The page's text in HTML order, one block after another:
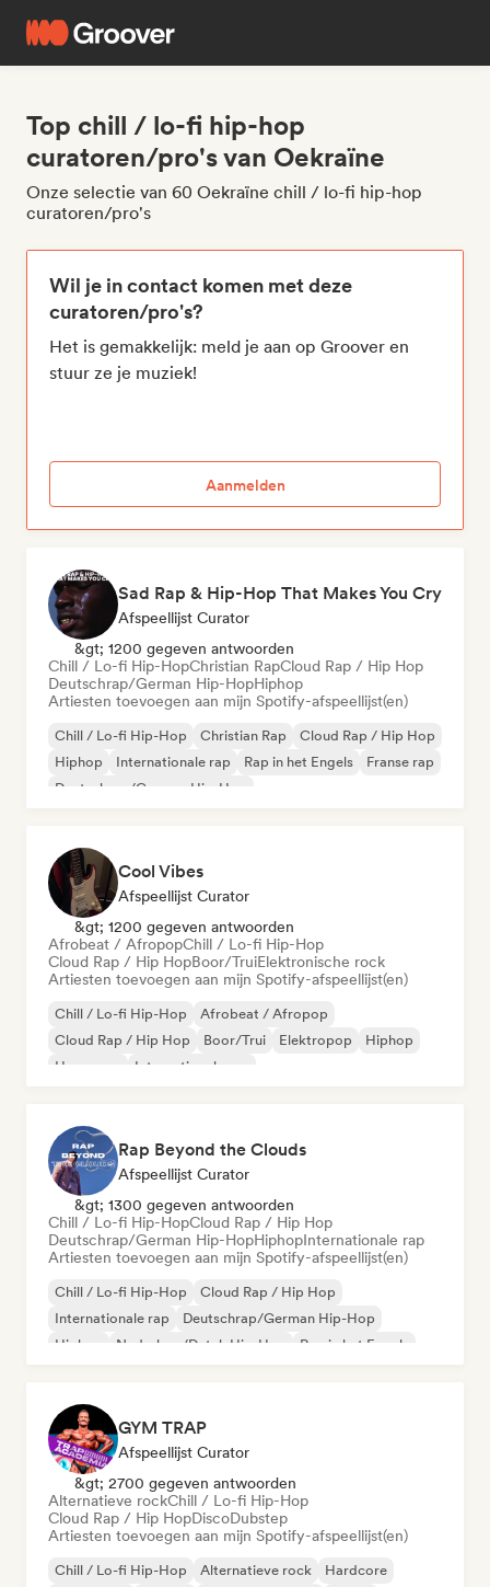
Top chill / lo-fi hip-hop
curatoren/pro's van Oekraïne
Onze selectie van 60 Oekraïne chill / lo-fi hip-hop
curatoren/pro's
Wil je in contact komen met deze
curatoren/pro's?
Het is gemakkelijk: meld je aan op Groover en
stuur ze je muziek!
Aanmelden
Sad Rap & Hip-Hop That Makes You Cry
Afspeellijst Curator
&gt; 1200 gegeven antwoorden
Chill / Lo-fi Hip-HopChristian RapCloud Rap / Hip Hop
Deutschrap/German Hip-HopHiphop
Artiesten toevoegen aan mijn Spotify-afspeellijst(en)
Chill / Lo-fi Hip-Hop Christian Rap
Cloud Rap / Hip Hop
Hiphop
Internationale rap Rap in het Engels
Franse rap
Deutschrap/German Hip-Hop
Cool Vibes
Afspeellijst Curator
&gt; 1200 gegeven antwoorden
Afrobeat / AfropopChill / Lo-fi Hip-Hop
Cloud Rap / Hip HopBoor/TruiElektronische rock
Artiesten toevoegen aan mijn Spotify-afspeellijst(en)
Chill / Lo-fi Hip-Hop
Afrobeat / Afropop
Cloud Rap / Hip Hop
Boor/Trui Elektropop
Hiphop
Hyperpop
Internationale rap
Rap Beyond the Clouds
Afspeellijst Curator
&gt; 1300 gegeven antwoorden
Chill / Lo-fi Hip-HopCloud Rap / Hip Hop
Deutschrap/German Hip-HopHiphopInternationale rap
Artiesten toevoegen aan mijn Spotify-afspeellijst(en)
Chill / Lo-fi Hip-Hop
Cloud Rap / Hip Hop
Internationale rap
Deutschrap/German Hip-Hop
Hiphop
Nederhop/Dutch Hip-Hop
Rap in het Engels
GYM TRAP
Afspeellijst Curator
&gt; 2700 gegeven antwoorden
Alternatieve rockChill / Lo-fi Hip-Hop
Cloud Rap / Hip HopDiscoDubstep
Artiesten toevoegen aan mijn Spotify-afspeellijst(en)
Chill / Lo-fi Hip-Hop Alternatieve rock
Hardcore